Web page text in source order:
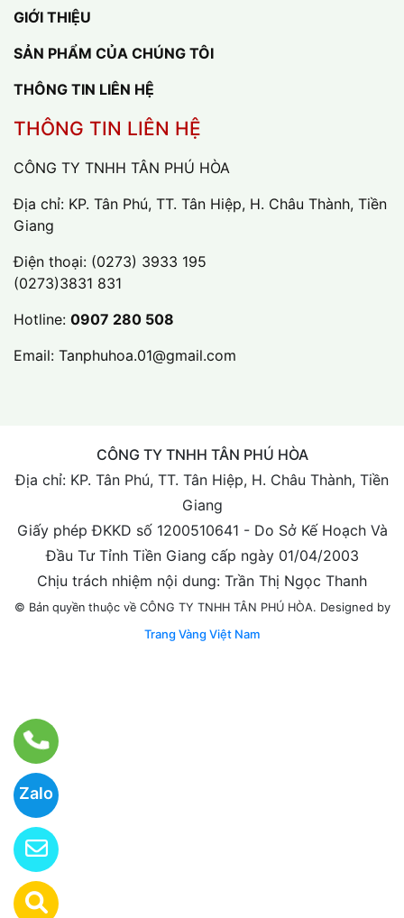
Zalo
GIỚI THIỆU
SẢN PHẨM CỦA CHÚNG TÔI
THÔNG TIN LIÊN HỆ
THÔNG TIN LIÊN HỆ
CÔNG TY TNHH TÂN PHÚ HÒA
Địa chỉ: KP. Tân Phú, TT. Tân Hiệp, H. Châu Thành, Tiền
Giang
Điện thoại: (0273) 3933 195
(0273)3831 831
Hotline: 0907 280 508
Email: Tanphuhoa.01@gmail.com
CÔNG TY TNHH TÂN PHÚ HÒA
Địa chỉ: KP. Tân Phú, TT. Tân Hiệp, H. Châu Thành, Tiền
Giang
Giấy phép ĐKKD số 1200510641 - Do Sở Kế Hoạch Và
Đầu Tư Tỉnh Tiền Giang cấp ngày 01/04/2003
Chịu trách nhiệm nội dung: Trần Thị Ngọc Thanh
© Bản quyền thuộc về CÔNG TY TNHH TÂN PHÚ HÒA. Designed by
Trang Vàng Việt Nam